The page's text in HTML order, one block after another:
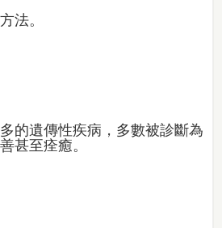
法。
的遺傳性疾病，多數被診斷為
甚至痊癒。